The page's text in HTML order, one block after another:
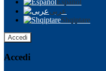
Español
عربى
Shqiptare
Accedi
Accedi